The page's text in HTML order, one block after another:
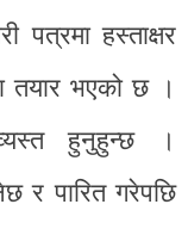
पत्रमा हस्ताक्षर
तयार भएको छ ।
हुनुहुन्छ ।
र पारित गरेपछि